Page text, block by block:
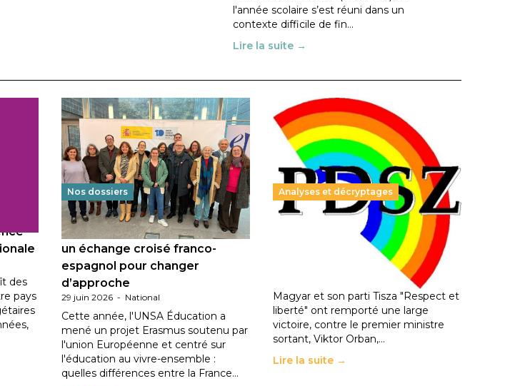
l'année scolaire s’est réuni dans un
contexte difficile de fin…
Lire la suite →
des
pays
Nos dossiers
Éducation au vivre-ensemble :
un échange croisé franco-
espagnol pour changer
d’approche
29 juin 2026 - National
Cette année, l'UNSA Éducation a
mené un projet Erasmus soutenu par
l'union Européenne et centré sur
l'éducation au vivre-ensemble :
quelles différences entre la France…
Analyses et décryptages
Hongrie : du changement pour
les politiques éducatives, aussi !
En Hongrie, le conservateur Peter
Magyar et son parti Tisza "Respect et
liberté" ont remporté une large
victoire, contre le premier ministre
sortant, Viktor Orban,…
Lire la suite →